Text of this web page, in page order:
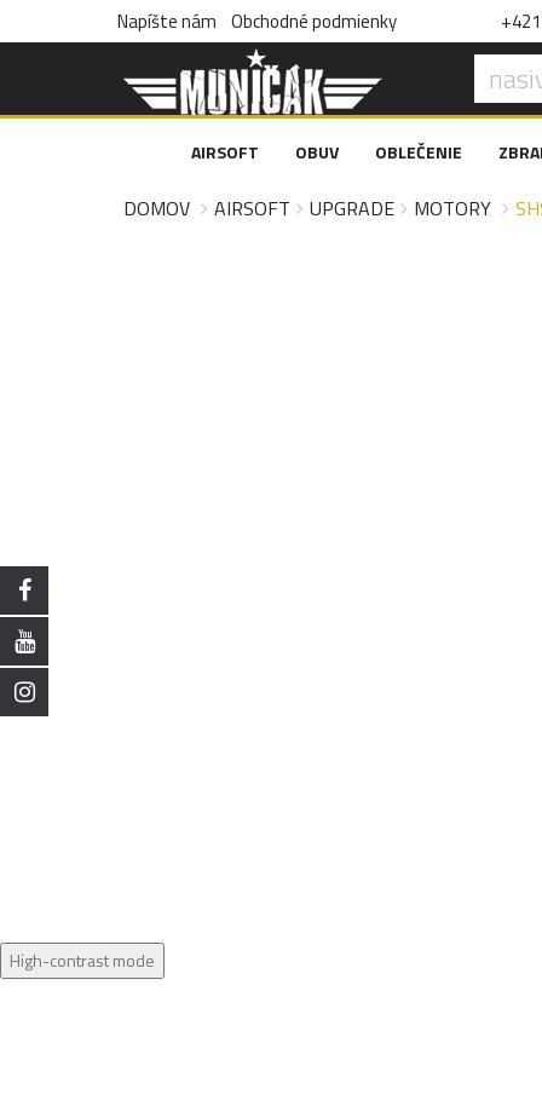
Napíšte nám Obchodné podmienky
AIRSOFT OBUV OBLEČENIE
DOMOV AIRSOFT UPGRADE MOTORY
High-contrast mode